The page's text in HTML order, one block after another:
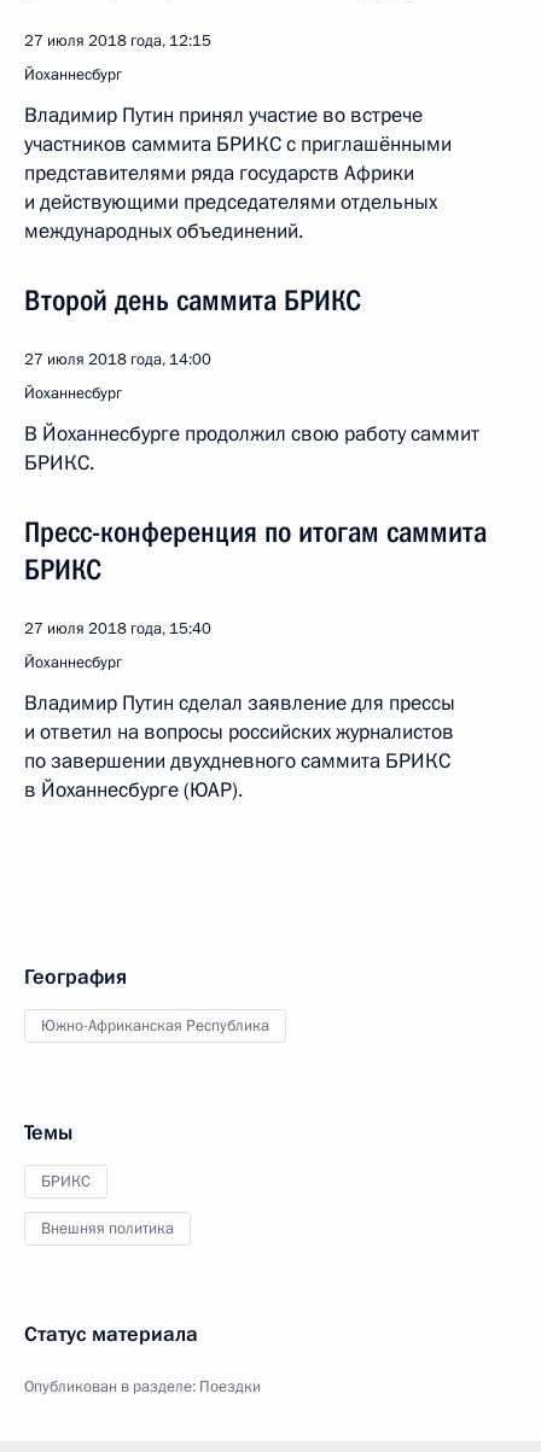
27 июля 2018 года, 12:15
Йоханнесбург
Владимир Путин принял участие во встрече
участников саммита БРИКС с приглашёнными
представителями ряда государств Африки
и действующими председателями отдельных
международных объединений.
Второй день саммита БРИКС
27 июля 2018 года, 14:00
Йоханнесбург
В Йоханнесбурге продолжил свою работу саммит
БРИКС.
Пресс-конференция по итогам саммита
БРИКС
27 июля 2018 года, 15:40
Йоханнесбург
Владимир Путин сделал заявление для прессы
и ответил на вопросы российских журналистов
по завершении двухдневного саммита БРИКС
в Йоханнесбурге (ЮАР).
География
Южно-Африканская Республика
Темы
БРИКС
Внешняя политика
Статус материала
Опубликован в разделе: Поездки